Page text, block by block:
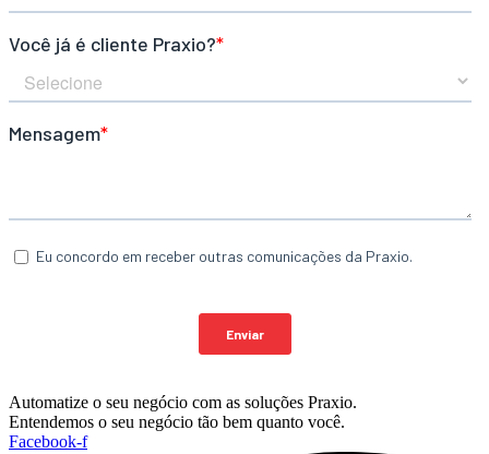
Automatize o seu negócio com as soluções Praxio.
Entendemos o seu negócio tão bem quanto você.
Facebook-f